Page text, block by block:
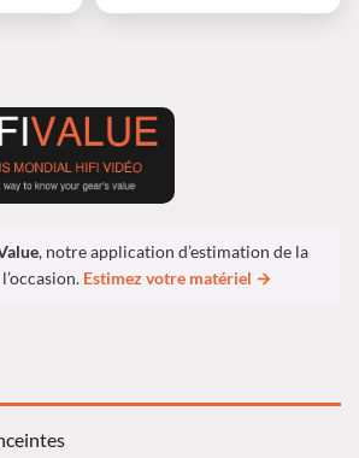
, notre application d’estimation de la
Estimez votre matériel →